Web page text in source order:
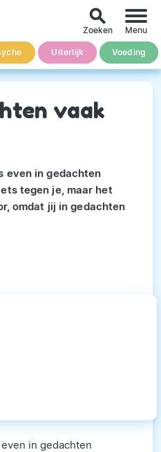
Uiterlijk Voeding
search
Zoeken Menu
vaak
even in gedachten
tegen je, maar het
omdat jij in gedachten
in gedachten